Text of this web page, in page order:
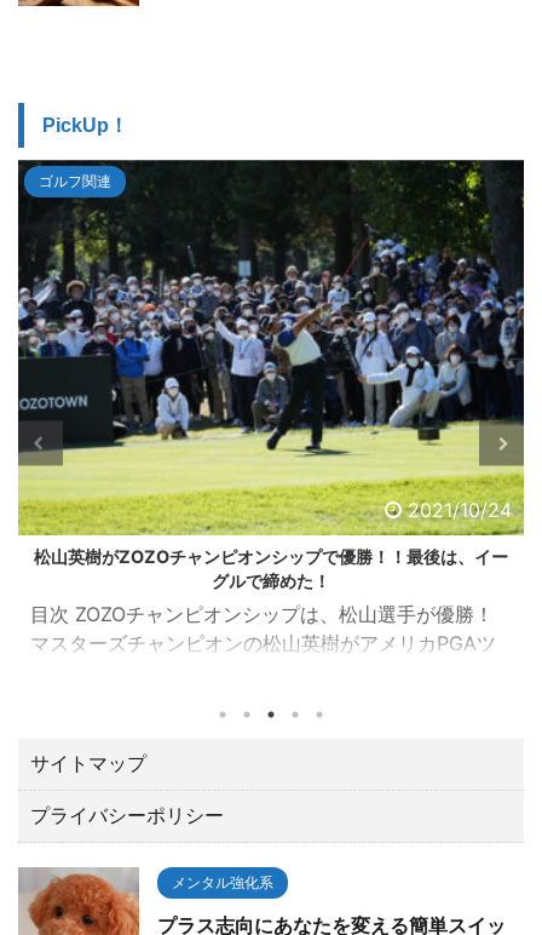
PickUp！
ゴルフ関連
2021/10/24
松山英樹がZOZOチャンピオンシップで優勝！！最後は、イー
グルで締めた！
目次 ZOZOチャンピオンシップは、松山選手が優勝！
マスターズチャンピオンの松山英樹がアメリカPGAツ
んと２億３００万円。日本ツアーと較べてひとケタ違
います。 最後の１８番ロングホールでは、２オンでワ
ンパットのイーグルで締める圧巻の終わり方でガッツ
ポーズ。 いやあカッコよすぎて「やったー！！」と思
わずTVに向って叫んでしまいました。 今回は、肝心な
とこ ...
サイトマップ
プライバシーポリシー
メンタル強化系
プラス志向にあなたを変える簡単スイッ